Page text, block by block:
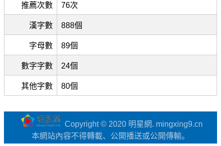
推薦次數 76次
漢字數 888個
字母數 89個
數字字數 24個
其他字數 80個
Copyright © 2020 明星網. mingxing9.cn
本網站內容不得轉載、公開播送或公開傳輸。